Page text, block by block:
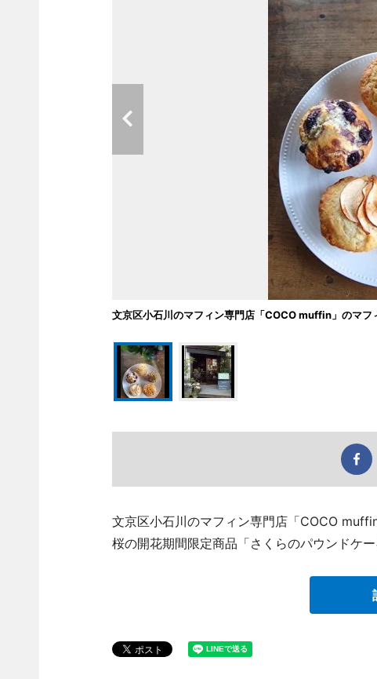
文京区小石川のマフィン専門店「COCO muffin」のマフ
文京区小石川のマフィン専門店「COCO
桜の開花期間限定商品「さくらのパウンドケー